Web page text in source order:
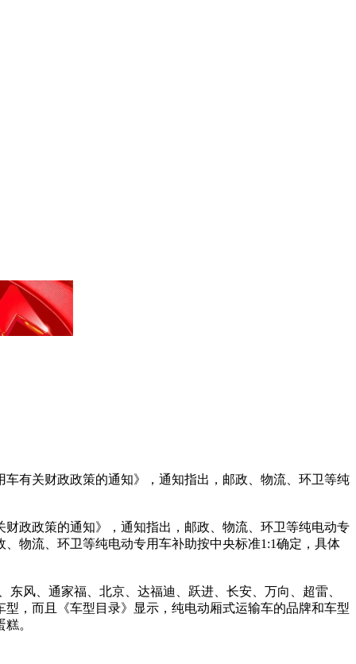
有关财政政策的通知》，通知指出，邮政、物流、环卫等纯
政政策的通知》，通知指出，邮政、物流、环卫等纯电动专
物流、环卫等纯电动专用车补助按中央标准1:1确定，具体
风、通家福、北京、达福迪、跃进、长安、万向、超雷、
，而且《车型目录》显示，纯电动厢式运输车的品牌和车型
。